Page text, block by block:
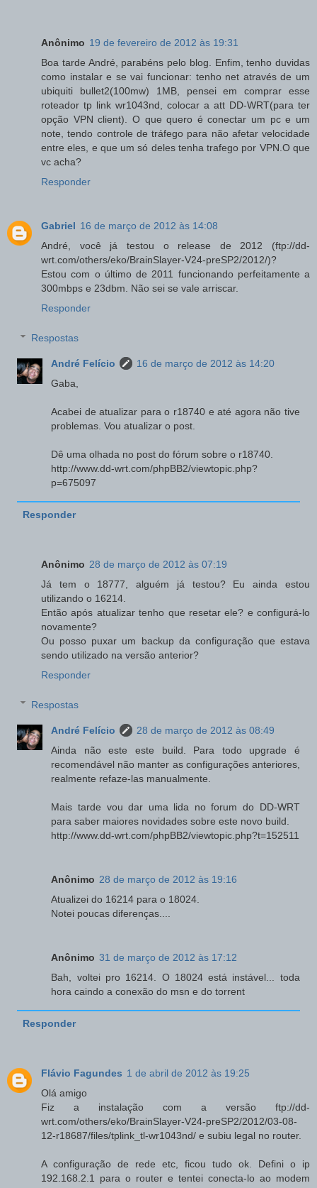
Anônimo 19 de fevereiro de 2012 às 19:31
Boa tarde André, parabéns pelo blog. Enfim, tenho duvidas
como instalar e se vai funcionar: tenho net através de um
ubiquiti bullet2(100mw) 1MB, pensei em comprar esse
roteador tp link wr1043nd, colocar a att DD-WRT(para ter
opção VPN client). O que quero é conectar um pc e um
note, tendo controle de tráfego para não afetar velocidade
entre eles, e que um só deles tenha trafego por VPN.O que
vc acha?
Responder
Gabriel 16 de março de 2012 às 14:08
André, você já testou o release de 2012 (ftp://dd-
wrt.com/others/eko/BrainSlayer-V24-preSP2/2012/)?
Estou com o último de 2011 funcionando perfeitamente a
300mbps e 23dbm. Não sei se vale arriscar.
Responder
Respostas
André Felício
16 de março de 2012 às 14:20
Gaba,
Acabei de atualizar para o r18740 e até agora não tive
problemas. Vou atualizar o post.
Dê uma olhada no post do fórum sobre o r18740.
http://www.dd-wrt.com/phpBB2/viewtopic.php?
p=675097
Responder
Anônimo 28 de março de 2012 às 07:19
Já tem o 18777, alguém já testou? Eu ainda estou
utilizando o 16214.
Então após atualizar tenho que resetar ele? e configurá-lo
novamente?
Ou posso puxar um backup da configuração que estava
sendo utilizado na versão anterior?
Responder
Respostas
André Felício
28 de março de 2012 às 08:49
Ainda não este este build. Para todo upgrade é
recomendável não manter as configurações anteriores,
realmente refaze-las manualmente.
Mais tarde vou dar uma lida no forum do DD-WRT
para saber maiores novidades sobre este novo build.
http://www.dd-wrt.com/phpBB2/viewtopic.php?t=152511
Anônimo 28 de março de 2012 às 19:16
Atualizei do 16214 para o 18024.
Notei poucas diferenças....
Anônimo 31 de março de 2012 às 17:12
Bah, voltei pro 16214. O 18024 está instável... toda
hora caindo a conexão do msn e do torrent
Responder
Flávio Fagundes 1 de abril de 2012 às 19:25
Olá amigo
Fiz a instalação com a versão ftp://dd-
wrt.com/others/eko/BrainSlayer-V24-preSP2/2012/03-08-
12-r18687/files/tplink_tl-wr1043nd/ e subiu legal no router.
A configuração de rede etc, ficou tudo ok. Defini o ip
192.168.2.1 para o router e tentei conecta-lo ao modem